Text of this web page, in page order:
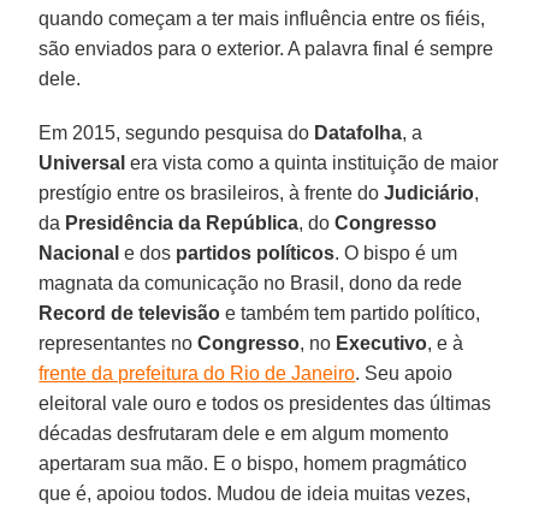
quando começam a ter mais influência entre os fiéis,
são enviados para o exterior. A palavra final é sempre
dele.
Em 2015, segundo pesquisa do Datafolha, a
Universal era vista como a quinta instituição de maior
prestígio entre os brasileiros, à frente doJudiciário,
da Presidência da República, doCongresso
Nacional e dos partidos políticos. O bispo é um
magnata da comunicação no Brasil, dono da rede
Record de televisão e também tem partido político,
representantes noCongresso, no Executivo, e à
frente da prefeitura do Rio de Janeiro. Seu apoio
eleitoral vale ouro e todos os presidentes das últimas
décadas desfrutaram dele e em algum momento
apertaram sua mão. E o bispo, homem pragmático
que é, apoiou todos. Mudou de ideia muitas vezes,